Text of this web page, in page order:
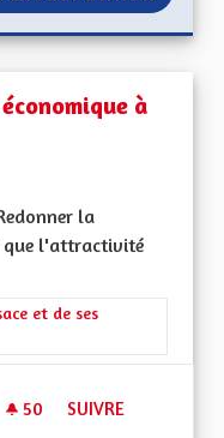
à
la
que l'attractivité
: L'attractivité
et de ses
50 50 ABONNÉS
SUIVRE